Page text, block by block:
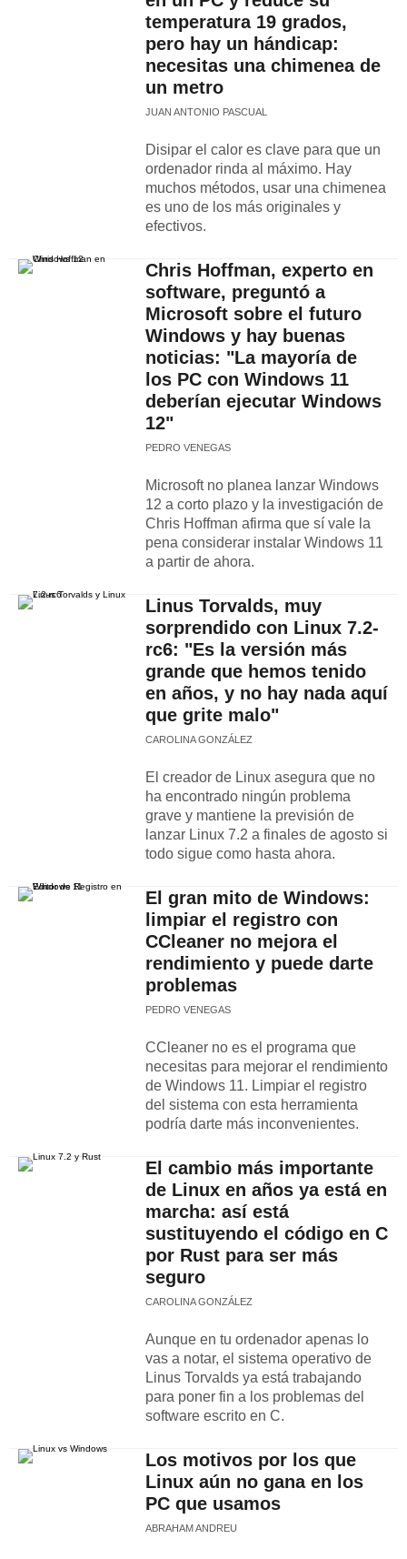
temperatura 19 grados,
pero hay un hándicap:
necesitas una chimenea de
un metro
JUAN ANTONIO PASCUAL
Disipar el calor es clave para que un
ordenador rinda al máximo. Hay
muchos métodos, usar una chimenea
es uno de los más originales y
efectivos.
Chris Hoffman, experto en
software, preguntó a
Microsoft sobre el futuro
Windows y hay buenas
noticias: "La mayoría de
los PC con Windows 11
deberían ejecutar Windows
12"
PEDRO VENEGAS
Microsoft no planea lanzar Windows
12 a corto plazo y la investigación de
Chris Hoffman afirma que sí vale la
pena considerar instalar Windows 11
a partir de ahora.
Linus Torvalds, muy
sorprendido con Linux 7.2-
rc6: "Es la versión más
grande que hemos tenido
en años, y no hay nada aquí
que grite malo"
CAROLINA GONZÁLEZ
El creador de Linux asegura que no
ha encontrado ningún problema
grave y mantiene la previsión de
lanzar Linux 7.2 a finales de agosto si
todo sigue como hasta ahora.
El gran mito de Windows:
limpiar el registro con
CCleaner no mejora el
rendimiento y puede darte
problemas
PEDRO VENEGAS
CCleaner no es el programa que
necesitas para mejorar el rendimiento
de Windows 11. Limpiar el registro
del sistema con esta herramienta
podría darte más inconvenientes.
El cambio más importante
de Linux en años ya está en
marcha: así está
sustituyendo el código en C
por Rust para ser más
seguro
CAROLINA GONZÁLEZ
Aunque en tu ordenador apenas lo
vas a notar, el sistema operativo de
Linus Torvalds ya está trabajando
para poner fin a los problemas del
software escrito en C.
Los motivos por los que
Linux aún no gana en los
PC que usamos
ABRAHAM ANDREU